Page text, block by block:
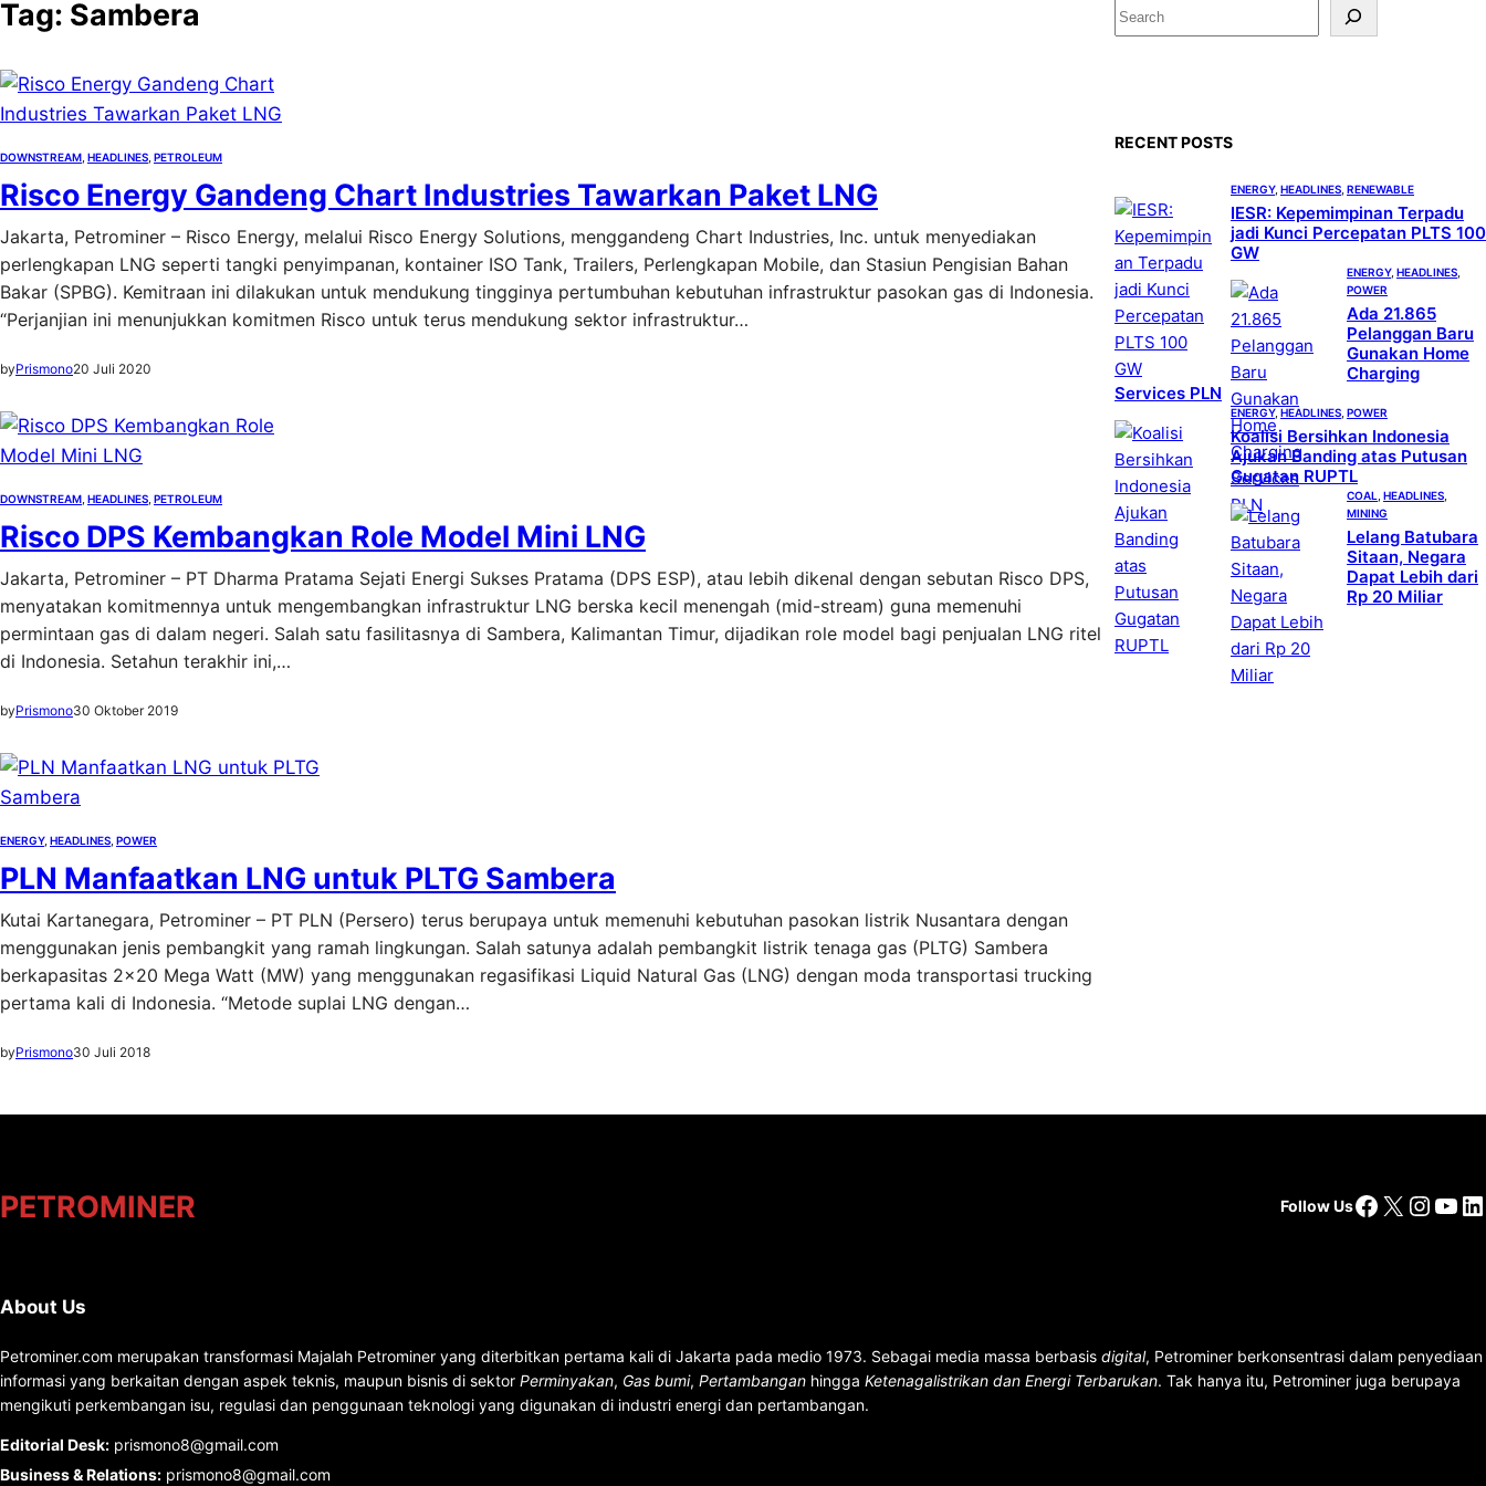
Tag: Sambera
DOWNSTREAM HEADLINES PETROLEUM
Risco Energy Gandeng Chart Industries Tawarkan Paket LNG
Jakarta, Petrominer – Risco Energy, melalui Risco Energy Solutions, menggandeng Chart Industries, Inc. untuk menyediakan
perlengkapan LNG seperti tangki penyimpanan, kontainer ISO Tank, Trailers, Perlengkapan Mobile, dan Stasiun Pengisian Bahan
Bakar (SPBG). Kemitraan ini dilakukan untuk mendukung tingginya pertumbuhan kebutuhan infrastruktur pasokan gas di Indonesia.
“Perjanjian ini menunjukkan komitmen Risco untuk terus mendukung sektor infrastruktur…
byPrismono20 Juli 2020
DOWNSTREAM HEADLINES PETROLEUM
Risco DPS Kembangkan Role Model Mini LNG
Jakarta, Petrominer – PT Dharma Pratama Sejati Energi Sukses Pratama (DPS ESP), atau lebih dikenal dengan sebutan Risco DPS,
menyatakan komitmennya untuk mengembangkan infrastruktur LNG berska kecil menengah (mid-stream) guna memenuhi
permintaan gas di dalam negeri. Salah satu fasilitasnya di Sambera, Kalimantan Timur, dijadikan role model bagi penjualan LNG ritel
di Indonesia. Setahun terakhir ini,…
byPrismono30 Oktober 2019
ENERGY, HEADLINES POWER
PLN Manfaatkan LNG untuk PLTG Sambera
Kutai Kartanegara, Petrominer – PT PLN (Persero) terus berupaya untuk memenuhi kebutuhan pasokan listrik Nusantara dengan
menggunakan jenis pembangkit yang ramah lingkungan. Salah satunya adalah pembangkit listrik tenaga gas (PLTG) Sambera
berkapasitas 2×20 Mega Watt (MW) yang menggunakan regasifikasi Liquid Natural Gas (LNG) dengan moda transportasi trucking
pertama kali di Indonesia. “Metode suplai LNG dengan…
byPrismono30 Juli 2018
S
e
RECENT POSTS
ENERGY, HEADLINES RENEWABLE
IESR: Kepemimpinan Terpadu
jadi Kunci Percepatan PLTS 100
GW
ENERGY, HEADLINES
POWER
Ada 21.865
Pelanggan Baru
Gunakan Home
Charging
Services PLN
ENERGY, HEADLINES POWER
Koalisi Bersihkan Indonesia
Ajukan Banding atas Putusan
Gugatan RUPTL
COAL HEADLINES
MINING
Lelang Batubara
Sitaan, Negara
Dapat Lebih dari
Rp 20 Miliar
PETROMINER Follow UsFacebook
X
About Us
Petrominer.com merupakan transformasi Majalah Petrominer yang diterbitkan pertama kali di Jakarta pada medio 1973. Sebagai media massa berbasis digital, Petrominer berkonsentrasi dalam penyediaan
informasi yang berkaitan dengan aspek teknis, maupun bisnis di sektor Perminyakan, Gas bumi, Pertambangan hingga Ketenagalistrikan dan Energi Terbarukan. Tak hanya itu, Petrominer juga berupaya
mengikuti perkembangan isu, regulasi dan penggunaan teknologi yang digunakan di industri energi dan pertambangan.
Editorial Desk: prismono8@gmail.com
Business & Relations: prismono8@gmail.com